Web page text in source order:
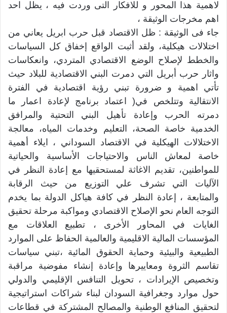
لاهمية هذا المحور و للافكار التى وردت فيه ، يظل احد
اهم مخرجات الوثيقة ،
جاء فى الوثيقة : ظل الاقتصاد قبل حرب ابريل يعاني من
اختلالات هيكلية، ولقد أثبت الواقع إخفاق كل السياسات
والخطط لإصلاح الوضع الاقتصادي المتردي، وانعكاسات
واثار حرب أبريل التي دمرت البني الاقتصادية للبلاد حيث
تأتي اهمية و ضرورة تبني رؤية اقتصادية في الفترة
الانتقالية وتتلخص في( اعتماد برنامج لإعادة اعمار ما
دمرته الحرب وإعادة تأهيل البني التحتية والمرافق
الخدمية خاصة الصحة، التعليم وخدمات المياه، معالجة
الاختلالات الهيكلية في الاقتصاد السوداني ، ايلاء أهمية
خاصة لمعاش الناس والاحتياجات الأساسية والحياتية
للمواطنين، تقديم الاغاثة لمستحقيها مع إعادة النظر في
الآليات التي تشرف علي التوزيع من حيث الرقابة
والمتابعة ، إعادة النظر في كافة هياكل الدولة بما يخدم
التوجه العام نحو الإصلاح الاقتصادي ومواكبة مرحلة تحقيق
الغايات في المحاور الأخرى ، تطبيع العلاقات مع
المؤسسات المالية الاقليمية والعالمية الحفاظ على الموارد
الطبيعية والبيئية وحماية الحقوق المائية ،تبني سياسات
تقاسم الثروة ومعاييرها وإعادة إنشاء مفوضية مراقبة
وتخصيص الإيرادات ، تحويل التنافس الإقليمي والدولي
حول موارد وجغرافية السودان لبناء شراكات استراتيجية
لتحقيق المنافع الوطنية والمصالح المشتركة في قطاعات